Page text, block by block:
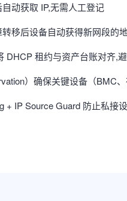
动获取 IP,无需人工登记
移后设备自动获得新网段的
DHCP 租约与资产台账对齐,
）确保关键设备（BMC
+ IP Source Guard 防止私接